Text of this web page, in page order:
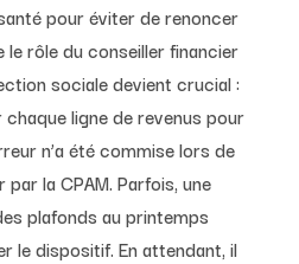
pour éviter de renoncer
le rôle du conseiller financier
sociale devient crucial :
ligne de revenus pour
n’a été commise lors de
la CPAM. Parfois, une
plafonds au printemps
le dispositif. En attendant, il